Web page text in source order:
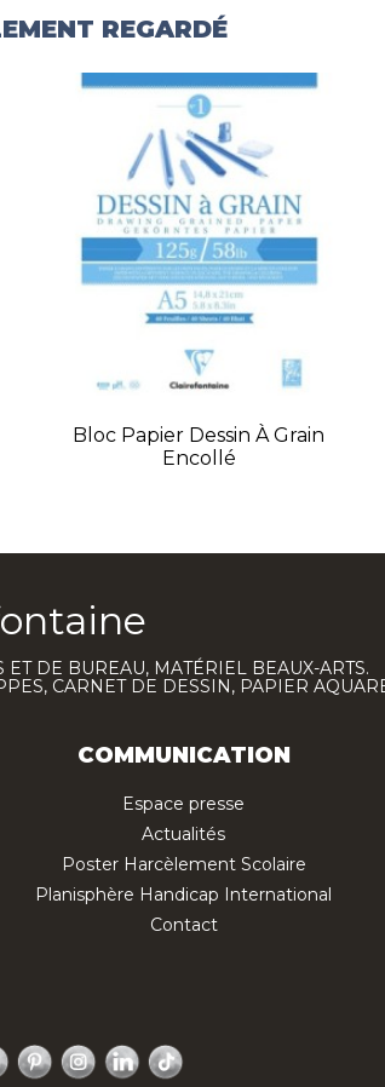
REGARDÉ
Bloc Papier Dessin À Grain
Encollé
DE BUREAU, MATÉRIEL BEAUX-ARTS.
CARNET DE DESSIN, PAPIER
COMMUNICATION
Espace presse
Actualités
Poster Harcèlement Scolaire
Planisphère Handicap International
Contact
YouTubePinterestInstagram
LinkedIn